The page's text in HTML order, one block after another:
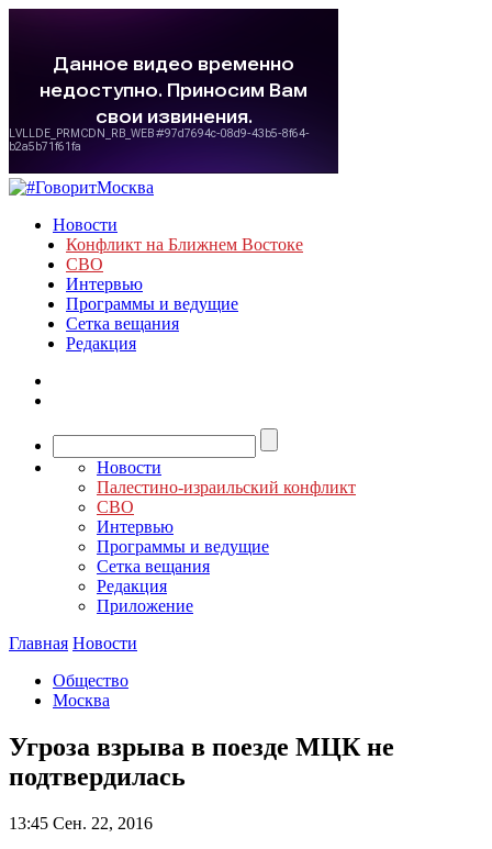
Новости
Конфликт на Ближнем Востоке
СВО
Интервью
Программы и ведущие
Сетка вещания
Редакция
Новости
Палестино-израильский конфликт
СВО
Интервью
Программы и ведущие
Сетка вещания
Редакция
Приложение
Главная Новости
Общество
Москва
Угроза взрыва в поезде МЦК не
подтвердилась
13:45 Сен. 22, 2016